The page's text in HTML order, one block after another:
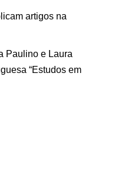
artigos na
Paulino e Laura
“Estudos em